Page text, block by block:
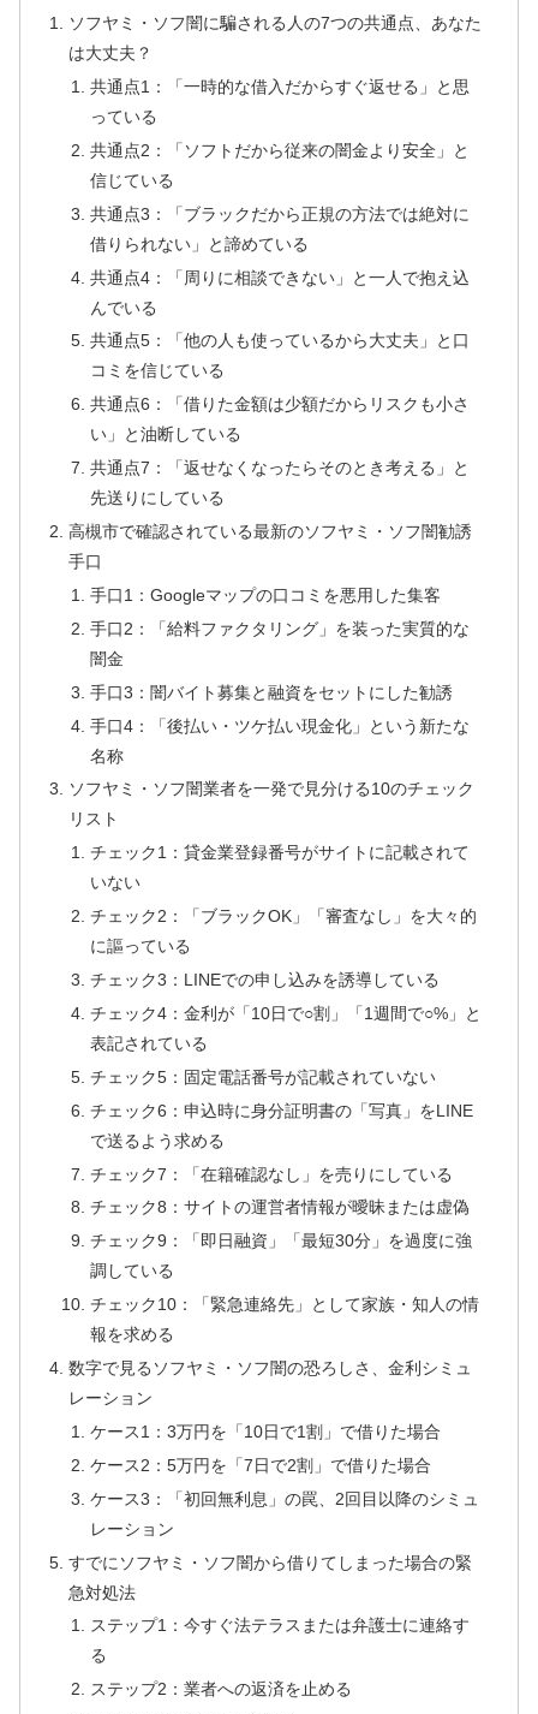
ソフヤミ・ソフ闇に騙される人の7つの共通点、あなた
は大丈夫？
共通点1：「一時的な借入だからすぐ返せる」と思
っている
共通点2：「ソフトだから従来の闇金より安全」と
信じている
共通点3：「ブラックだから正規の方法では絶対に
借りられない」と諦めている
共通点4：「周りに相談できない」と一人で抱え込
んでいる
共通点5：「他の人も使っているから大丈夫」と口
コミを信じている
共通点6：「借りた金額は少額だからリスクも小さ
い」と油断している
共通点7：「返せなくなったらそのとき考える」と
先送りにしている
高槻市で確認されている最新のソフヤミ・ソフ闇勧誘
手口
手口1：Googleマップの口コミを悪用した集客
手口2：「給料ファクタリング」を装った実質的な
闇金
手口3：闇バイト募集と融資をセットにした勧誘
手口4：「後払い・ツケ払い現金化」という新たな
名称
ソフヤミ・ソフ闇業者を一発で見分ける10のチェック
リスト
チェック1：貸金業登録番号がサイトに記載されて
いない
チェック2：「ブラックOK」「審査なし」を大々的
に謳っている
チェック3：LINEでの申し込みを誘導している
チェック4：金利が「10日で○割」「1週間で○%」と
表記されている
チェック5：固定電話番号が記載されていない
チェック6：申込時に身分証明書の「写真」をLINE
で送るよう求める
チェック7：「在籍確認なし」を売りにしている
チェック8：サイトの運営者情報が曖昧または虚偽
チェック9：「即日融資」「最短30分」を過度に強
調している
チェック10：「緊急連絡先」として家族・知人の情
報を求める
数字で見るソフヤミ・ソフ闇の恐ろしさ、金利シミュ
レーション
ケース1：3万円を「10日で1割」で借りた場合
ケース2：5万円を「7日で2割」で借りた場合
ケース3：「初回無利息」の罠、2回目以降のシミュ
レーション
すでにソフヤミ・ソフ闇から借りてしまった場合の緊
急対処法
ステップ1：今すぐ法テラスまたは弁護士に連絡す
る
ステップ2：業者への返済を止める